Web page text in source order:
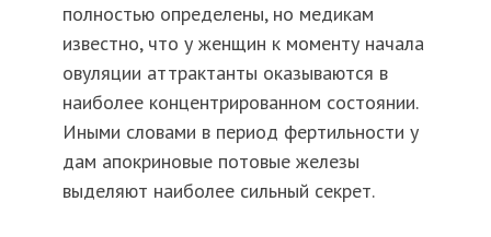
полностью определены, но медикам
известно, что у женщин к моменту начала
овуляции аттрактанты оказываются в
наиболее концентрированном состоянии.
Иными словами в период фертильности у
дам апокриновые потовые железы
выделяют наиболее сильный секрет.